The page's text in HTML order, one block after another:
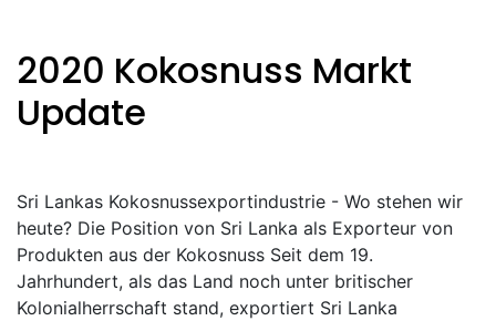
2020 Kokosnuss Markt
Update
Sri Lankas Kokosnussexportindustrie - Wo stehen wir
heute? Die Position von Sri Lanka als Exporteur von
Produkten aus der Kokosnuss Seit dem 19.
Jahrhundert, als das Land noch unter britischer
Kolonialherrschaft stand, exportiert Sri Lanka